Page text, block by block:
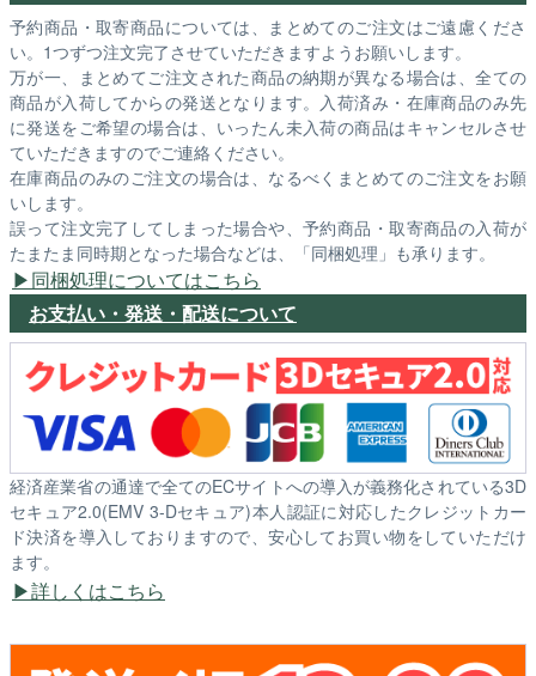
予約商品・取寄商品については、まとめてのご注文はご遠慮くださ
い。1つずつ注文完了させていただきますようお願いします。
万が一、まとめてご注文された商品の納期が異なる場合は、全ての
商品が入荷してからの発送となります。入荷済み・在庫商品のみ先
に発送をご希望の場合は、いったん未入荷の商品はキャンセルさせ
ていただきますのでご連絡ください。
在庫商品のみのご注文の場合は、なるべくまとめてのご注文をお願
いします。
誤って注文完了してしまった場合や、予約商品・取寄商品の入荷が
たまたま同時期となった場合などは、「同梱処理」も承ります。
同梱処理についてはこちら
お支払い・発送・配送について
経済産業省の通達で全てのECサイトへの導入が義務化されている3D
セキュア2.0(EMV 3-Dセキュア)本人認証に対応したクレジットカー
ド決済を導入しておりますので、安心してお買い物をしていただけ
ます。
詳しくはこちら